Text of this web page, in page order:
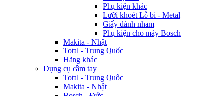
Phụ kiện khác
Lưỡi khoét Lỗ bi - Metal
Giấy đánh nhám
Phụ kiện cho máy Bosch
Makita - Nhật
Total - Trung Quốc
Hãng khác
Dụng cụ cầm tay
Total - Trung Quốc
Makita - Nhật